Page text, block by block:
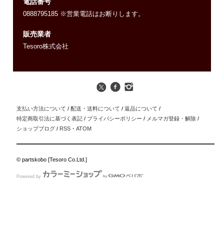
電話番号
0888795185 ※営業電話はお断りします。
販売業者
Tesoro株式会社
支払い方法について / 配送・送料について / 返品について /
特定商取引法に基づく表記 / プライバシーポリシー / メルマガ登録・解除 /
ショップブログ / RSS ・ATOM
© partskobo [Tesoro Co.Ltd.]
Powered by